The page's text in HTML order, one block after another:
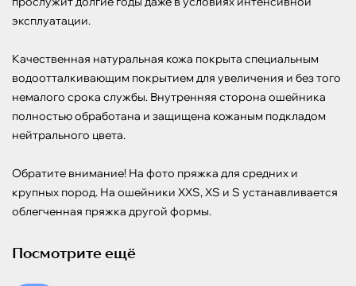
эксплуатации.
Качественная натуральная кожа покрыта специальным
водоотталкивающим покрытием для увеличения и без того
немалого срока службы. Внутренняя сторона ошейника
полностью обработана и защищена кожаным подкладом
нейтрального цвета.
Обратите внимание! На фото пряжка для средних и
крупных пород. На ошейники XXS, XS и S устанавливается
облегченная пряжка другой формы.
Посмотрите ещё